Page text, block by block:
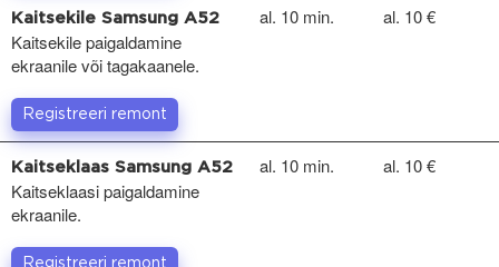
Kaitsekile Samsung A52
Kaitsekile paigaldamine
ekraanile või tagakaanele.
al. 10 min. al. 10 €
Registreeri remont
Kaitseklaas Samsung A52
Kaitseklaasi paigaldamine
ekraanile.
al. 10 min. al. 10 €
Registreeri remont